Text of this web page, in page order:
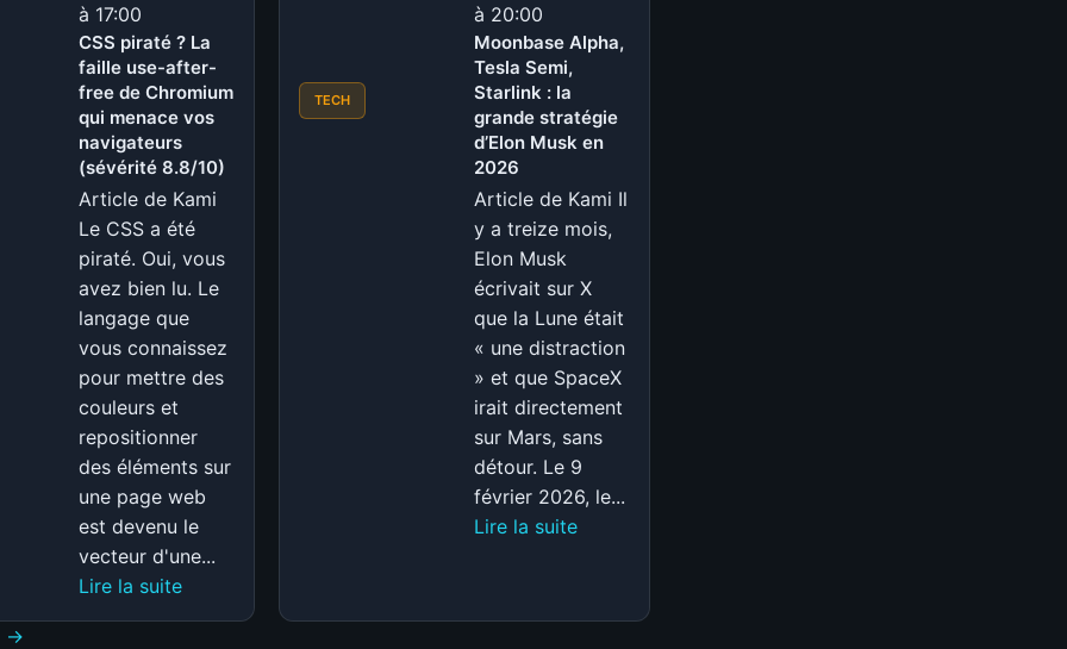
:
Test
complet
de
la
souris
gaming
ultra-
légère
(2026)
RAM
l’IA
fait
flamber
les
prix
de
vos
appareils
à 17:00
CSS piraté ? La
faille use-after-
free de Chromium
qui menace vos
navigateurs
(sévérité 8.8/10)
Article de Kami
Le CSS a été
piraté. Oui, vous
avez bien lu. Le
langage que
vous connaissez
pour mettre des
couleurs et
repositionner
des éléments sur
une page web
est devenu le
vecteur d'une...
Lire la suite:
TECH
à 20:00
Moonbase Alpha,
Tesla Semi,
Starlink : la
grande stratégie
d’Elon Musk en
2026
Article de Kami Il
y a treize mois,
Elon Musk
écrivait sur X
que la Lune était
« une distraction
» et que SpaceX
irait directement
sur Mars, sans
détour. Le 9
février 2026, le...
Lire la suite:
→